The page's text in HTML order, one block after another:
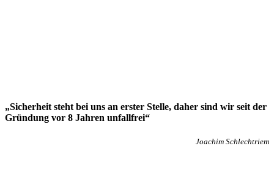
„Sicherheit steht bei uns an erster Stelle, daher sind wir seit der
Gründung vor 8 Jahren unfallfrei“
Joachim Schlechtriem